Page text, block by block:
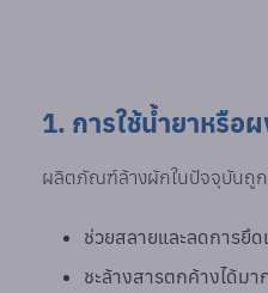
1. การใช้น้ำยาหรือ
ผลิตภัณฑ์ล้างผักในปัจจุบันถูก
ช่วยสลายและลดการยึด
ชะล้างสารตกค้างได้มา